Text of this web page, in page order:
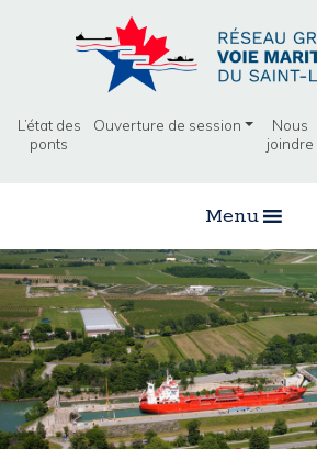
L’état des
ponts
Ouverture de session
Nous
joindre
Menu